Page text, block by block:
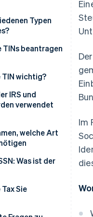
Typen
innen (PTIN)
(ATIN)
TINs beantragen
eine SSN
eine EIN
eine ITIN
eine PTIN
eine ATIN
TIN wichtig?
IRS und
verwendet
welche Art
Was ist der
Sie
Im